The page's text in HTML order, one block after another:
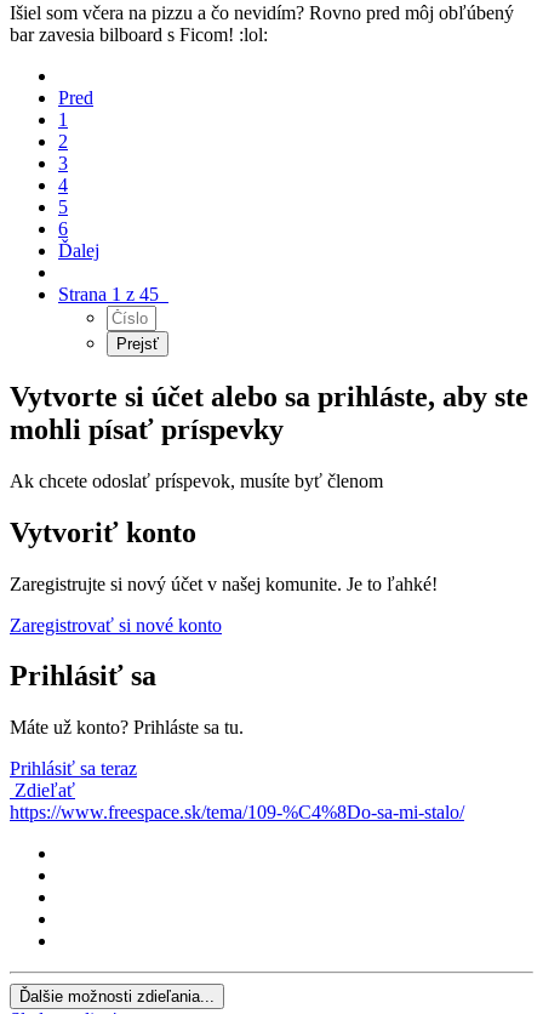
Išiel som včera na pizzu a čo nevidím? Rovno pred môj obľúbený
bar zavesia bilboard s Ficom! :lol:
Pred
1
2
3
4
5
6
Ďalej
Strana 1 z 45
Vytvorte si účet alebo sa prihláste, aby ste
mohli písať príspevky
Ak chcete odoslať príspevok, musíte byť členom
Vytvoriť konto
Zaregistrujte si nový účet v našej komunite. Je to ľahké!
Zaregistrovať si nové konto
Prihlásiť sa
Máte už konto? Prihláste sa tu.
Prihlásiť sa teraz
Zdieľať
https://www.freespace.sk/tema/109-%C4%8Do-sa-mi-stalo/
Ďalšie možnosti zdieľania...